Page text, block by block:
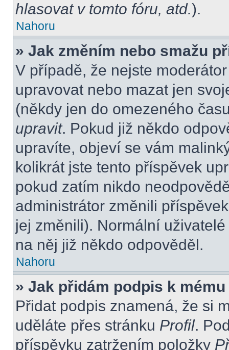
hlasovat v tomto fóru, atd.).
Nahoru
» Jak změním nebo smažu
V případě, že nejste
upravovat nebo mazat jen
(někdy jen do omezeného
upravit. Pokud již někdo
upravíte, objeví se vám
kolikrát jste tento příspěvek
pokud zatím nikdo
administrátor změnili
jej změnili). Normální
na něj již někdo odpověděl.
Nahoru
» Jak přidám podpis k
Přidat podpis znamená, že si
uděláte přes stránku Profil.
příspěvku zatržením položky